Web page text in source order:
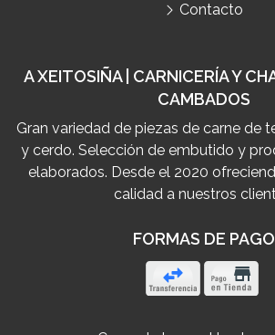
A XEITOSIÑA | CARNICERÍA Y
CAMBADOS
Gran variedad de piezas de carne de
y cerdo. Selección de embutido y
elaborados. Desde el 2020
calidad a nuestros
FORMAS DE PAGO
Contacto